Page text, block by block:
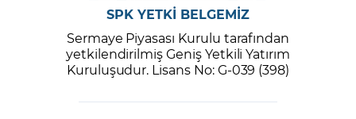
SPK YETKİ BELGEMİZ
Sermaye Piyasası Kurulu tarafından
yetkilendirilmiş Geniş Yetkili Yatırım
Kuruluşudur. Lisans No: G-039 (398)